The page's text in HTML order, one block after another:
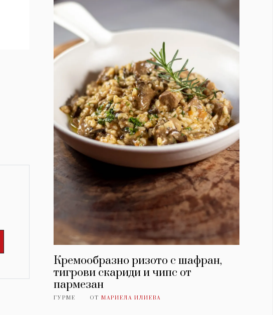
Кремообразно ризото с шафран,
тигрови скариди и чипс от
пармезан
ГУРМЕ ОТ МАРИЕЛА ИЛИЕВА